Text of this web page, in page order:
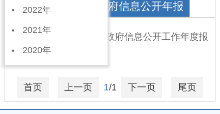
2022年
2021年
2020年
大陆村镇人民政府政府信息公开年报
宁晋县大陆村镇2025年政府信息公开工作年度报
告
2026-01-15
首页 上一页 1/1 下一页 尾页